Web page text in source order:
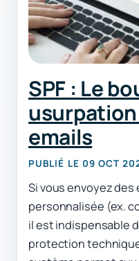
SPF : Le
emails
PUBLIÉ LE 09 OCT
Si vous envoyez
personnalisée (ex.
il est indispensable
protection technique